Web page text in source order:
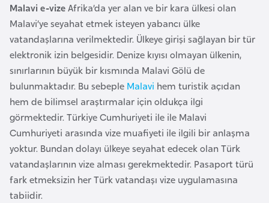
r
i
Malavi e-vizeAfrika’da yer alan ve bir kara ülkesi olan
Malavi’ye seyahat etmek isteyen yabancı ülke
vatandaşlarına verilmektedir. Ülkeye girişi sağlayan bir tür
elektronik izin belgesidir. Denize kıyısı olmayan ülkenin,
sınırlarının büyük bir kısmında Malavi Gölü de
bulunmaktadır. Bu sebeple Malavi hem turistik açıdan
hem de bilimsel araştırmalar için oldukça ilgi
görmektedir. Türkiye Cumhuriyeti ile ile Malavi
Cumhuriyeti arasında vize muafiyeti ile ilgili bir anlaşma
yoktur. Bundan dolayı ülkeye seyahat edecek olan Türk
vatandaşlarının vize alması gerekmektedir. Pasaport türü
fark etmeksizin her Türk vatandaşı vize uygulamasına
tabiidir.
a
A
z
e
r
b
a
y
c
a
n